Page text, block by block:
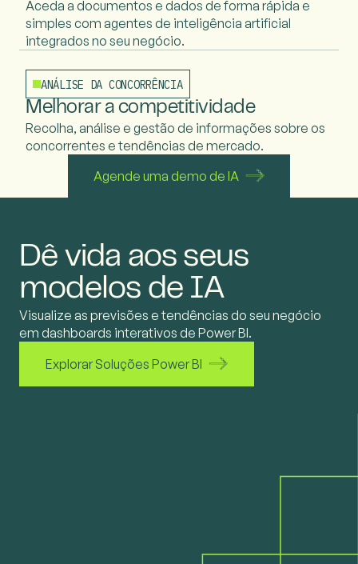
Aceda a documentos e dados de forma rápida e
simples com agentes de inteligência artificial
integrados no seu negócio.
ANÁLISE DA CONCORRÊNCIA
Melhorar a competitividade
Recolha, análise e gestão de informações sobre os
concorrentes e tendências de mercado.
Agende uma demo de IA
Dê vida aos seus
modelos de IA
Visualize as previsões e tendências do seu negócio
em dashboards interativos de Power BI.
Explorar Soluções Power BI